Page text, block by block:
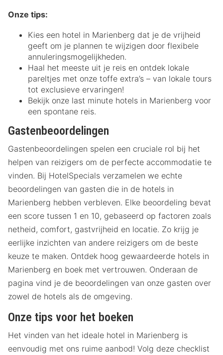
Onze tips:
Kies een hotel in Marienberg dat je de vrijheid
geeft om je plannen te wijzigen door flexibele
annuleringsmogelijkheden.
Haal het meeste uit je reis en ontdek lokale
pareltjes met onze toffe extra’s – van lokale tours
tot exclusieve ervaringen!
Bekijk onze last minute hotels in Marienberg voor
een spontane reis.
Gastenbeoordelingen
Gastenbeoordelingen spelen een cruciale rol bij het
helpen van reizigers om de perfecte accommodatie te
vinden. Bij HotelSpecials verzamelen we echte
beoordelingen van gasten die in de hotels in
Marienberg hebben verbleven. Elke beoordeling bevat
een score tussen 1 en 10, gebaseerd op factoren zoals
netheid, comfort, gastvrijheid en locatie. Zo krijg je
eerlijke inzichten van andere reizigers om de beste
keuze te maken. Ontdek hoog gewaardeerde hotels in
Marienberg en boek met vertrouwen. Onderaan de
pagina vind je de beoordelingen van onze gasten over
zowel de hotels als de omgeving.
Onze tips voor het boeken
Het vinden van het ideale hotel in Marienberg is
eenvoudig met ons ruime aanbod! Volg deze checklist